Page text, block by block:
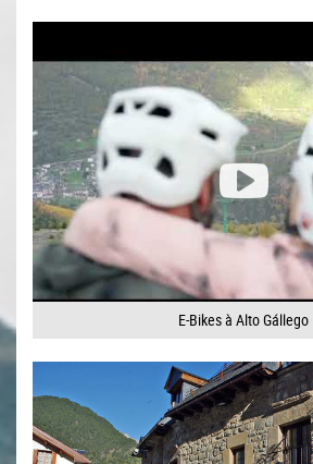
E-Bikes à Alto Gállego